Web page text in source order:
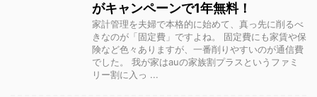
がキャンペーンで1年無料！
家計管理を夫婦で本格的に始めて、真っ先に削るべ
きなのが「固定費」ですよね。 固定費にも家賃や保
険など色々ありますが、一番削りやすいのが通信費
でした。 我が家はauの家族割プラスというファミ
リー割に入っ ...